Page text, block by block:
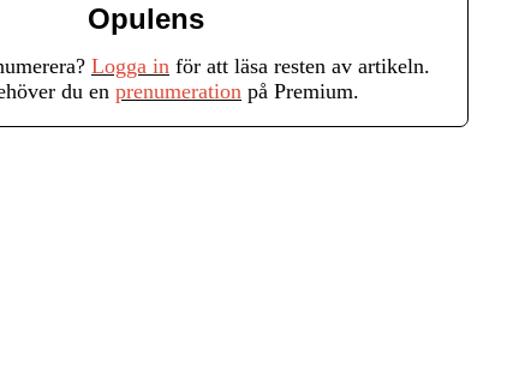
Opulens
Logga in för att läsa resten av artikeln.
du en prenumeration på Premium.